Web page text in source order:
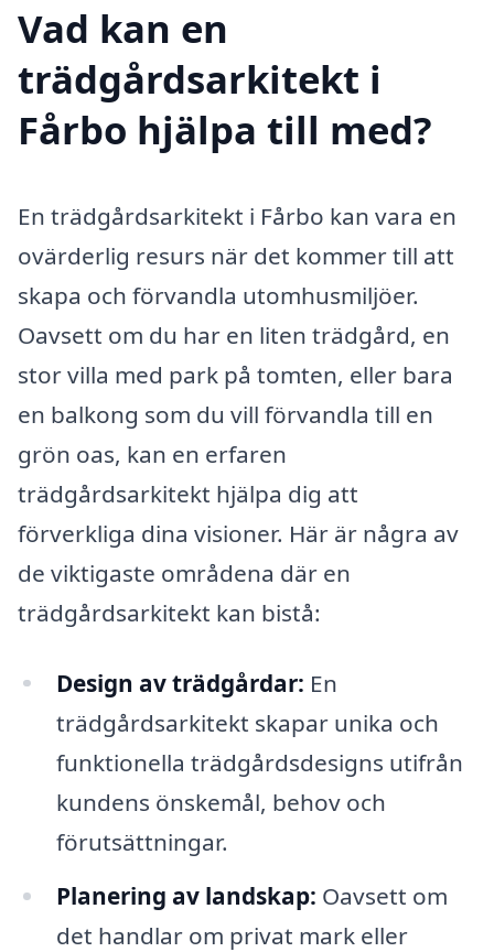
Vad kan en
trädgårdsarkitekt i
Fårbo hjälpa till med?
En trädgårdsarkitekt i Fårbo kan vara en
ovärderlig resurs när det kommer till att
skapa och förvandla utomhusmiljöer.
Oavsett om du har en liten trädgård, en
stor villa med park på tomten, eller bara
en balkong som du vill förvandla till en
grön oas, kan en erfaren
trädgårdsarkitekt hjälpa dig att
förverkliga dina visioner. Här är några av
de viktigaste områdena där en
trädgårdsarkitekt kan bistå:
Design av trädgårdar: En
trädgårdsarkitekt skapar unika och
funktionella trädgårdsdesigns utifrån
kundens önskemål, behov och
förutsättningar.
Planering av landskap: Oavsett om
det handlar om privat mark eller